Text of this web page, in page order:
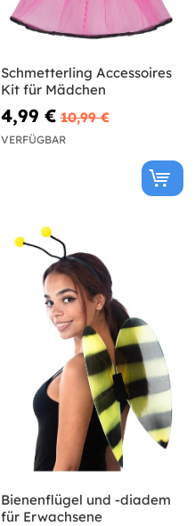
Schmetterling Accessoires
Kit für Mädchen
4,99 € 10,99 €
VERFÜGBAR
Bienenflügel und -diadem
für Erwachsene